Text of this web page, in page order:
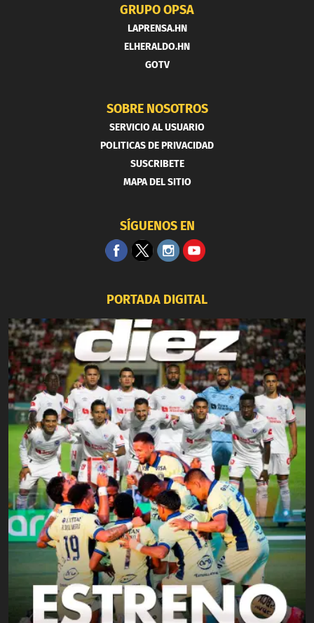
GRUPO OPSA
LAPRENSA.HN
ELHERALDO.HN
GOTV
SOBRE NOSOTROS
SERVICIO AL USUARIO
POLITICAS DE PRIVACIDAD
SUSCRIBETE
MAPA DEL SITIO
SÍGUENOS EN
PORTADA DIGITAL